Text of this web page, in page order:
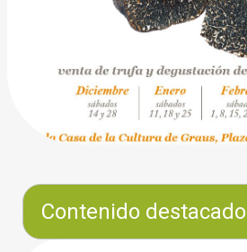
Contenido destacado